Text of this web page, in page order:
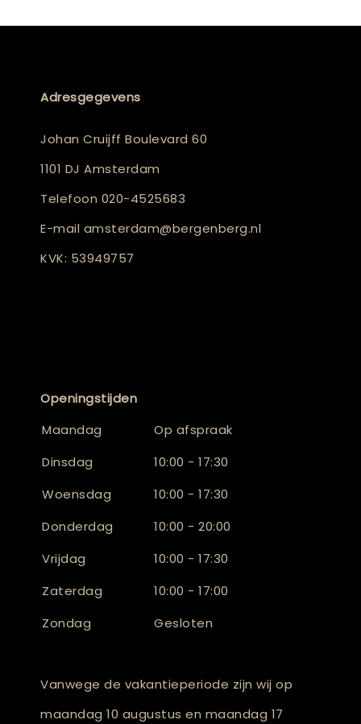
Adresgegevens
Johan Cruijff Boulevard 60
1101 DJ Amsterdam
Telefoon 020-4525683
E-mail amsterdam@bergenberg.nl
KVK: 53949757
Openingstijden
Maandag
Op afspraak
Dinsdag
10:00 - 17:30
Woensdag
10:00 - 17:30
Donderdag
10:00 - 20:00
Vrijdag
10:00 - 17:30
Zaterdag
10:00 - 17:00
Zondag
Gesloten
Vanwege de vakantieperiode zijn wij op
maandag 10 augustus en maandag 17